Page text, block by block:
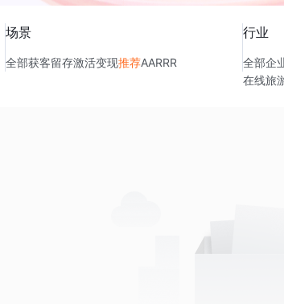
场景
全部获客留存激活变现推荐AARRR
行业
全部企
在线旅